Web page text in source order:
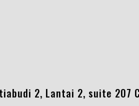
2, Lantai 2, suite 207